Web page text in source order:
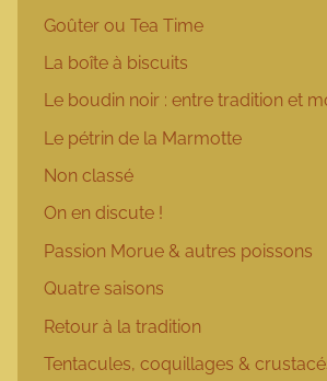
Goûter ou Tea Time
La boîte à biscuits
Le boudin noir : entre tradition et
Le pétrin de la Marmotte
Non classé
On en discute !
Passion Morue & autres poissons
Quatre saisons
Retour à la tradition
Tentacules, coquillages &